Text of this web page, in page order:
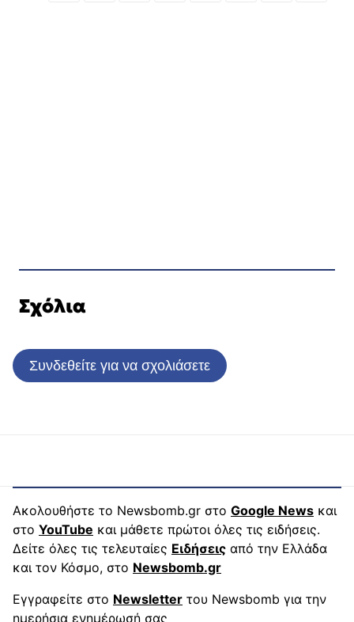
Σχόλια
Συνδεθείτε για να σχολιάσετε
Ακολουθήστε το Newsbomb.gr στο Google News και
στο YouTube και μάθετε πρώτοι όλες τις ειδήσεις.
Δείτε όλες τις τελευταίες Ειδήσεις από την Ελλάδα
και τον Κόσμο, στο Newsbomb.gr
Εγγραφείτε στο Newsletter του Newsbomb για την
ημερήσια ενημέρωσή σας